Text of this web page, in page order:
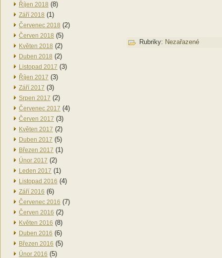
Říjen 2018 (8)
Září 2018 (1)
Červenec 2018 (2)
Červen 2018 (5)
Květen 2018 (2)
Duben 2018 (2)
Listopad 2017 (3)
Říjen 2017 (3)
Září 2017 (3)
Srpen 2017 (2)
Červenec 2017 (4)
Červen 2017 (3)
Květen 2017 (2)
Duben 2017 (5)
Březen 2017 (1)
Únor 2017 (2)
Leden 2017 (1)
Listopad 2016 (4)
Září 2016 (6)
Červenec 2016 (7)
Červen 2016 (2)
Květen 2016 (8)
Duben 2016 (6)
Březen 2016 (5)
Únor 2016 (5)
Rubriky: Nezařazené